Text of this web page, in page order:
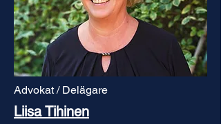
Advokat / Delägare
Liisa Tihinen